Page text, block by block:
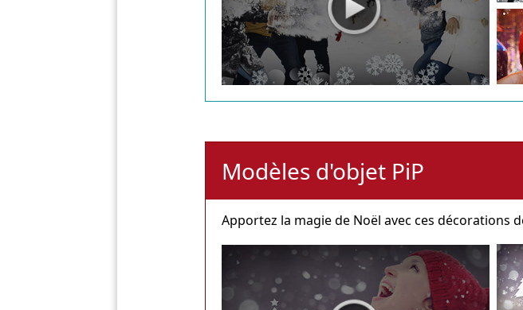
Modèles d'objet PiP
Apportez la magie de Noël avec ces décorations